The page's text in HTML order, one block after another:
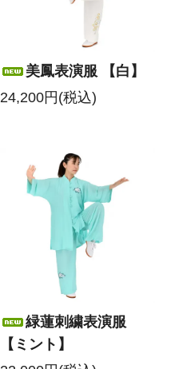
美鳳表演服 【白】
24,200円(税込)
緑蓮刺繍表演服
【ミント】